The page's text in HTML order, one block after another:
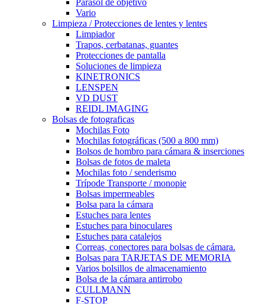
Parasol de objetivo
Vario
Limpieza / Protecciones de lentes y lentes
Limpiador
Trapos, cerbatanas, guantes
Protecciones de pantalla
Soluciones de limpieza
KINETRONICS
LENSPEN
VD DUST
REIDL IMAGING
Bolsas de fotograficas
Mochilas Foto
Mochilas fotográficas (500 a 800 mm)
Bolsos de hombro para cámara & inserciones
Bolsas de fotos de maleta
Mochilas foto / senderismo
Trípode Transporte / monopie
Bolsas impermeables
Bolsa para la cámara
Estuches para lentes
Estuches para binoculares
Estuches para catalejos
Correas, conectores para bolsas de cámara.
Bolsas para TARJETAS DE MEMORIA
Varios bolsillos de almacenamiento
Bolsa de la cámara antirrobo
CULLMANN
F-STOP